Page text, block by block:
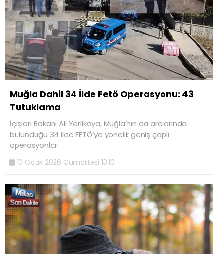
Muğla Dahil 34 İlde Fetö Operasyonu: 43
Tutuklama
İçişleri Bakanı Ali Yerlikaya, Muğla’nın da aralarında
bulunduğu 34 ilde FETÖ’ye yönelik geniş çaplı
operasyonlar
10 Ocak 2026 Cumartesi 13:10